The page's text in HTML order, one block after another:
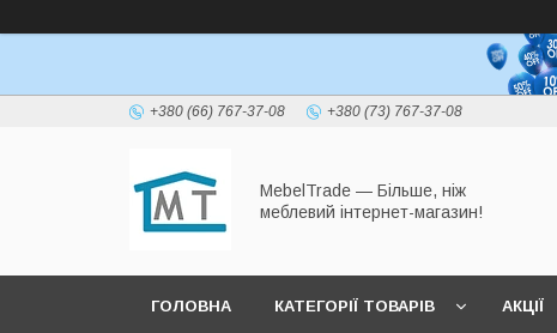
+380 (66) 767-37-08 +380 (73) 767-37-08
MebelTrade — Більше, ніж
меблевий інтернет-магазин!
ГОЛОВНА КАТЕГОРІЇ ТОВАРІВ АКЦІЇ